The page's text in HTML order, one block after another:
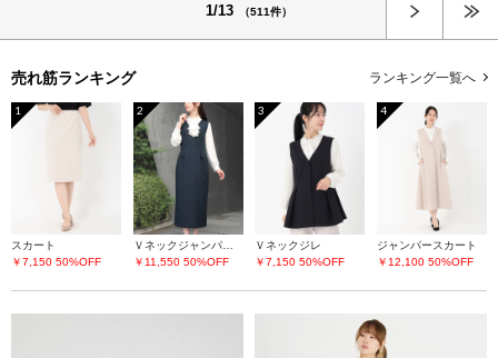
1/13 （511件）
売れ筋ランキング ランキング一覧へ
1
スカート
￥7,150 50%OFF
2
Ｖネックジャンパースカート
￥11,550 50%OFF
3
Ｖネックジレ
￥7,150 50%OFF
4
ジャンパースカート
￥12,100 50%OFF